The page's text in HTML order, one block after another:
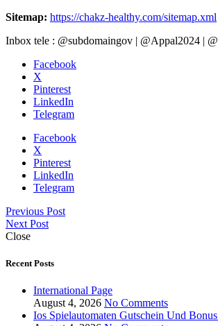
Sitemap: https://chakz-healthy.com/sitemap.xml
Inbox tele : @subdomaingov | @Appal2024 |
Facebook
X
Pinterest
LinkedIn
Telegram
Facebook
X
Pinterest
LinkedIn
Telegram
Previous Post
Next Post
Close
Recent Posts
International Page
August 4, 2026 No Comments
Ios Spielautomaten Gutschein Und